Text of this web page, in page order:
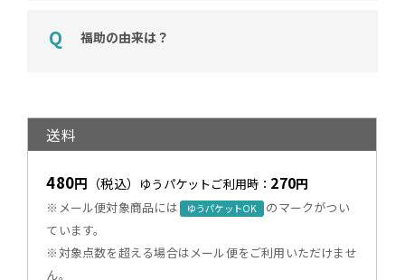
福助の由来は？
送料
480円 （税込） ゆうパケットご利用時： 270円
※メール便対象商品には ゆうパケットOK
のマークがつい
ています。
※対象点数を超える場合はメール便をご利用いただけませ
ん。